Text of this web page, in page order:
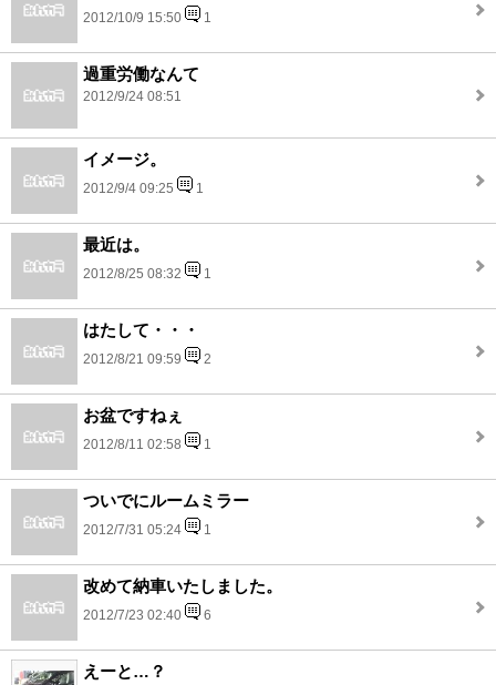
2012/10/9 15:50 1
過重労働なんて
2012/9/24 08:51
イメージ。
2012/9/4 09:25 1
最近は。
2012/8/25 08:32 1
はたして・・・
2012/8/21 09:59 2
お盆ですねぇ
2012/8/11 02:58 1
ついでにルームミラー
2012/7/31 05:24 1
改めて納車いたしました。
2012/7/23 02:40 6
えーと…？